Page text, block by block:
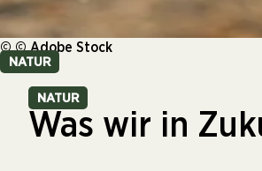
© © Adobe Stock
NATUR
NATUR
Was wir in